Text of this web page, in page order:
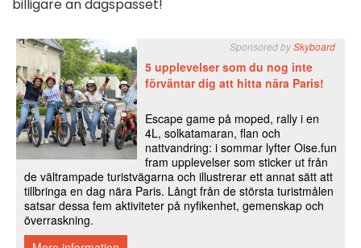
billigare än dagspasset!